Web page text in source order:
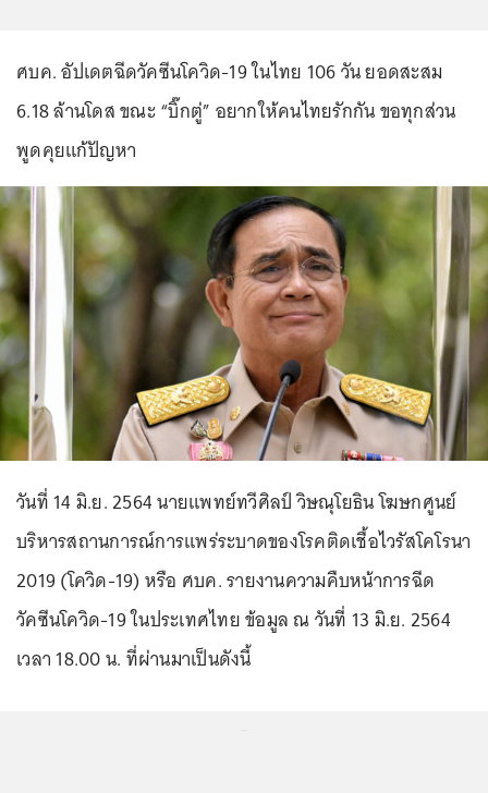
ศบค. อัปเดตฉีดวัคซีนโควิด-19 ในไทย 106 วัน ยอดสะสม
6.18 ล้านโดส ขณะ “บิ๊กตู่” อยากให้คนไทยรักกัน ขอทุกส่วน
พูดคุยแก้ปัญหา
วันที่ 14 มิ.ย. 2564 นายแพทย์ทวีศิลป์ วิษณุโยธิน โฆษกศูนย์
บริหารสถานการณ์การแพร่ระบาดของโรคติดเชื้อไวรัสโคโรนา
2019 (โควิด-19) หรือ ศบค. รายงานความคืบหน้าการฉีด
วัคซีนโควิด-19 ในประเทศไทย ข้อมูล ณ วันที่ 13 มิ.ย. 2564
เวลา 18.00 น. ที่ผ่านมาเป็นดังนี้